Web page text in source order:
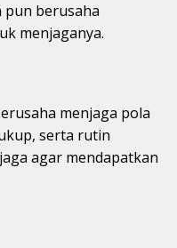
pun berusaha
menjaganya.
menjaga pola
serta rutin
agar mendapatkan